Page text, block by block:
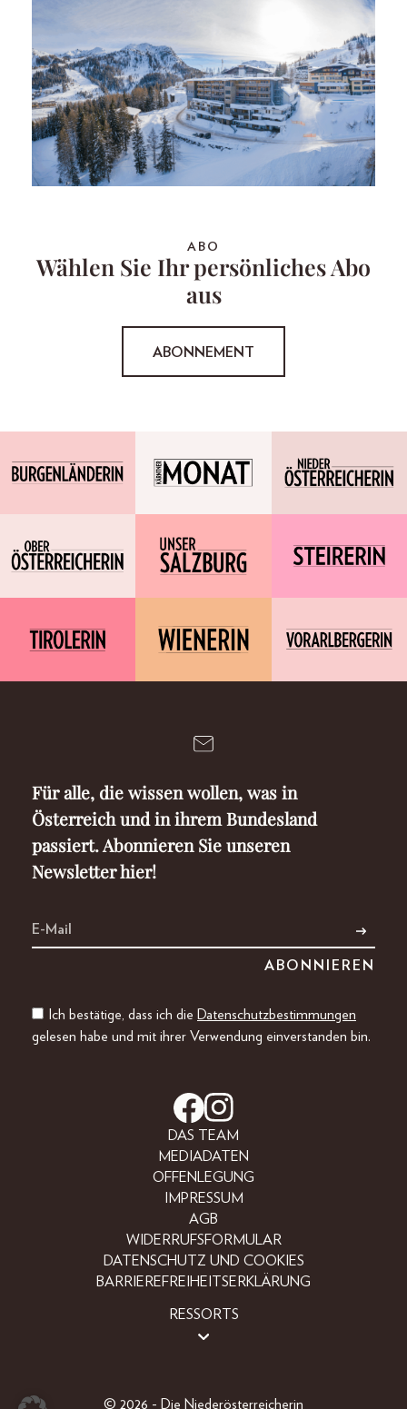
ABO
Wählen Sie Ihr persönliches Abo
aus
ABONNEMENT
Für alle, die wissen wollen, was in
Österreich und in ihrem Bundesland
passiert. Abonnieren Sie unseren
Newsletter hier!
Ich bestätige, dass ich die Datenschutzbestimmungen
gelesen habe und mit ihrer Verwendung einverstanden bin.
DAS TEAM
MEDIADATEN
OFFENLEGUNG
IMPRESSUM
AGB
WIDERRUFSFORMULAR
DATENSCHUTZ UND COOKIES
BARRIEREFREIHEITSERKLÄRUNG
RESSORTS
© 2026 - Die Niederösterreicherin